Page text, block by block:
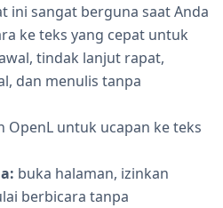
ini sangat berguna saat Anda
ke teks yang cepat untuk
tindak lanjut rapat,
dan menulis tanpa
OpenL untuk ucapan ke teks
buka halaman, izinkan
berbicara tanpa